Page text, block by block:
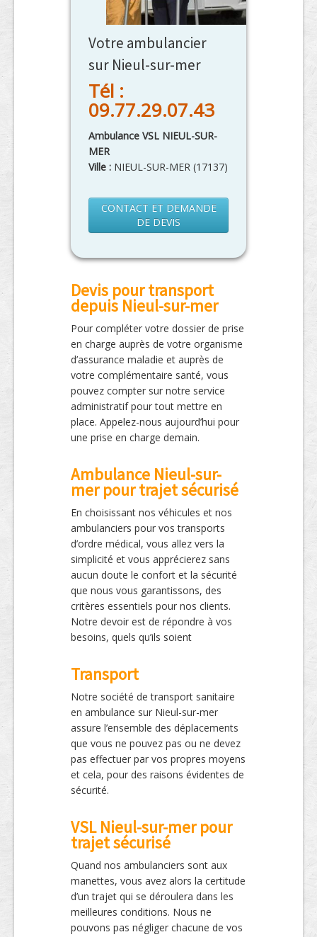
Votre ambulancier
sur Nieul-sur-mer
Tél :
09.77.29.07.43
Ambulance VSL NIEUL-SUR-
MER
Ville : NIEUL-SUR-MER (17137)
CONTACT ET DEMANDE
DE DEVIS
Devis pour transport
depuis Nieul-sur-mer
Pour compléter votre dossier de prise
en charge auprès de votre organisme
d’assurance maladie et auprès de
votre complémentaire santé, vous
pouvez compter sur notre service
administratif pour tout mettre en
place. Appelez-nous aujourd’hui pour
une prise en charge demain.
Ambulance Nieul-sur-
mer pour trajet sécurisé
En choisissant nos véhicules et nos
ambulanciers pour vos transports
d’ordre médical, vous allez vers la
simplicité et vous apprécierez sans
aucun doute le confort et la sécurité
que nous vous garantissons, des
critères essentiels pour nos clients.
Notre devoir est de répondre à vos
besoins, quels qu’ils soient
Transport
Notre société de transport sanitaire
en ambulance sur Nieul-sur-mer
assure l’ensemble des déplacements
que vous ne pouvez pas ou ne devez
pas effectuer par vos propres moyens
et cela, pour des raisons évidentes de
sécurité.
VSL Nieul-sur-mer pour
trajet sécurisé
Quand nos ambulanciers sont aux
manettes, vous avez alors la certitude
d’un trajet qui se déroulera dans les
meilleures conditions. Nous ne
pouvons pas négliger chacune de vos